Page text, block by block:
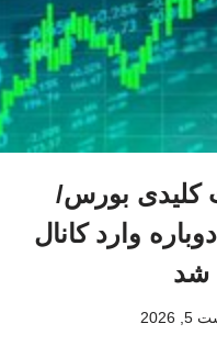
کلیدی بورس/
وارد کانال